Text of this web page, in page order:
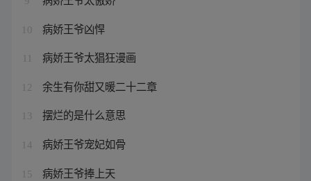
10 病娇王爷凶悍
病娇王爷太猖狂漫画
12 余生有你甜又暖二十二章
13 摆烂的是什么意思
14 病娇王爷宠妃如骨
15 病娇王爷捧上天